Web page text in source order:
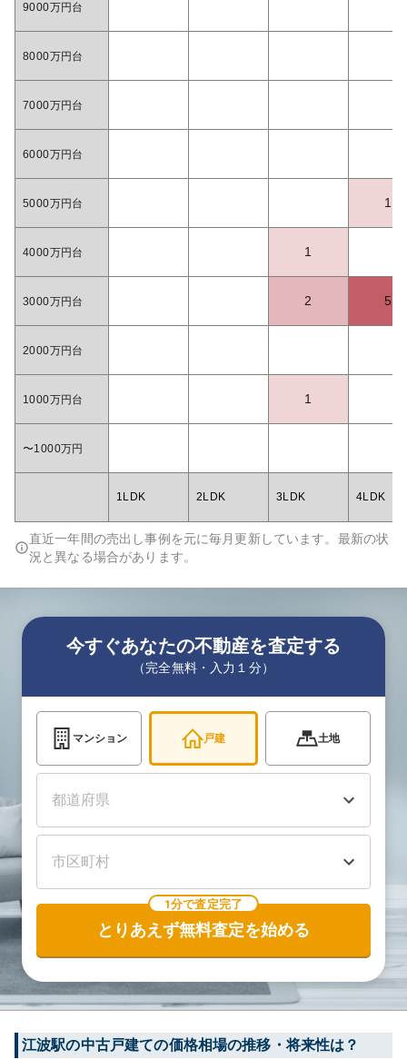
9000万円台
8000万円台
7000万円台
6000万円台
5000万円台 1
4000万円台 1
3000万円台 2 5
2000万円台
1000万円台 1
〜1000万円
1LDK 2LDK 3LDK 4LDK
直近一年間の売出し事例を元に毎月更新しています。最新の状
況と異なる場合があります。
今すぐあなたの不動産を査定する
（完全無料・入力１分）
マンション 戸建 土地
1分で査定完了
とりあえず無料査定を始める
江波駅の中古戸建ての価格相場の推移・将来性は？